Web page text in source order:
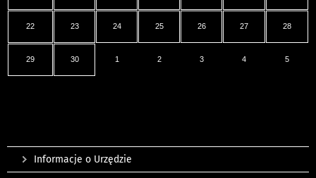
22 23 24 25 26 27 28
29 30 1 2 3 4 5
Informacje o Urzędzie